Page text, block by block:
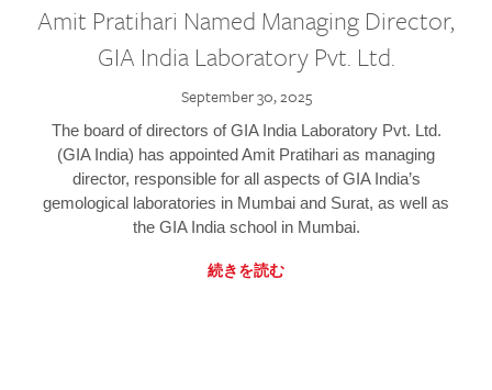
Amit Pratihari Named Managing Director,
GIA India Laboratory Pvt. Ltd.
September 30, 2025
The board of directors of GIA India Laboratory Pvt. Ltd.
(GIA India) has appointed Amit Pratihari as managing
director, responsible for all aspects of GIA India’s
gemological laboratories in Mumbai and Surat, as well as
the GIA India school in Mumbai.
続きを読む